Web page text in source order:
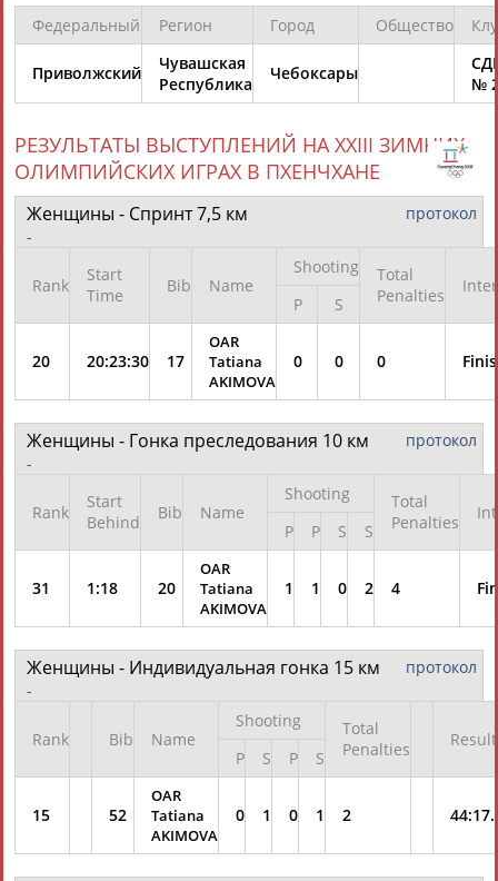
Федеральный Регион Город Общество
Приволжский
Чувашская
Республика
Чебоксары
№
РЕЗУЛЬТАТЫ ВЫСТУПЛЕНИЙ НА XXIII ЗИМНИХ
ОЛИМПИЙСКИХ ИГРАХ В ПХЕНЧХАНЕ
протокол
Женщины - Спринт 7,5 км
-
Rank
Start
Time
Bib Name
Shooting
Total
Penalties
P
S
20 20:23:30 17
OAR
Tatiana
AKIMOVA
0 0 0
протокол
Женщины - Гонка преследования 10 км
-
Rank
Start
Behind
Bib Name
Shooting
Total
Penalties
P
P S S
31 1:18 20
OAR
Tatiana
AKIMOVA
1 1 0 2 4
протокол
Женщины - Индивидуальная гонка 15 км
-
Rank Bib Name
Shooting
Total
Penalties
Result
P
S P S
15 52
OAR
Tatiana
AKIMOVA
0 1 0 1 2